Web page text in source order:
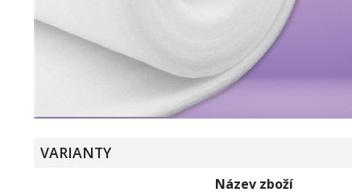
VARIANTY
Název zboží